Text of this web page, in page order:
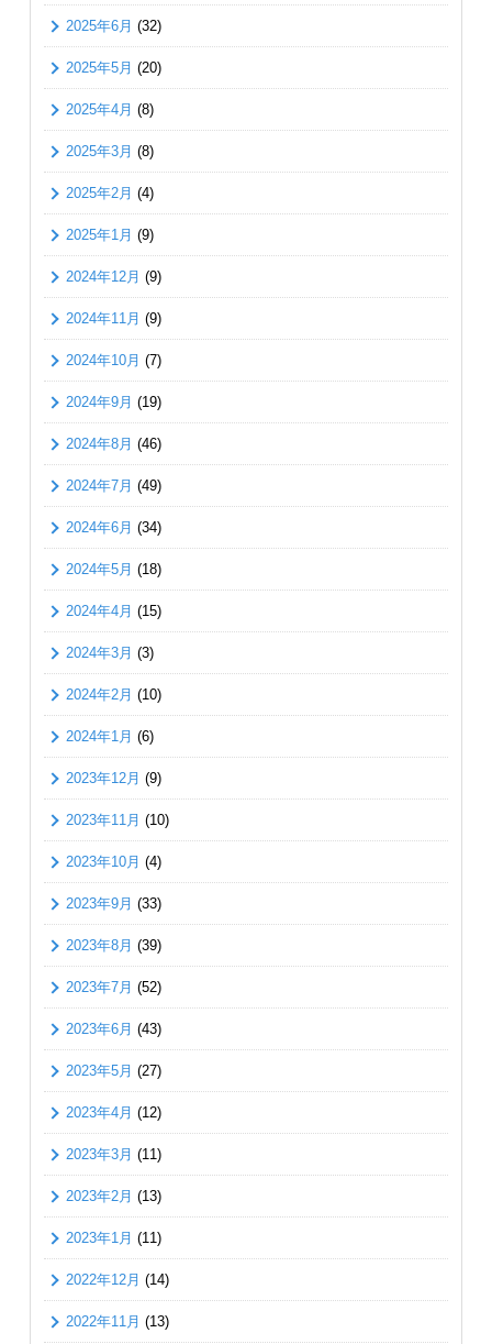
2025年6月 (32)
2025年5月 (20)
2025年4月 (8)
2025年3月 (8)
2025年2月 (4)
2025年1月 (9)
2024年12月 (9)
2024年11月 (9)
2024年10月 (7)
2024年9月 (19)
2024年8月 (46)
2024年7月 (49)
2024年6月 (34)
2024年5月 (18)
2024年4月 (15)
2024年3月 (3)
2024年2月 (10)
2024年1月 (6)
2023年12月 (9)
2023年11月 (10)
2023年10月 (4)
2023年9月 (33)
2023年8月 (39)
2023年7月 (52)
2023年6月 (43)
2023年5月 (27)
2023年4月 (12)
2023年3月 (11)
2023年2月 (13)
2023年1月 (11)
2022年12月 (14)
2022年11月 (13)